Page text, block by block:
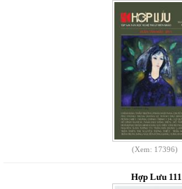
(Xem: 17396)
Hợp Lưu 111